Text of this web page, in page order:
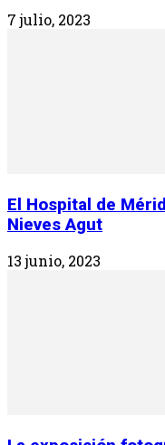
7 julio, 2023
El Hospital de
Nieves Agut
13 junio, 2023